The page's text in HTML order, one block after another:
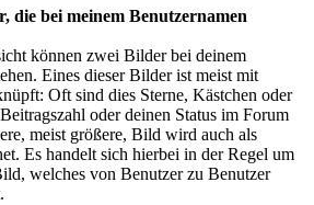
die bei meinem Benutzernamen
können zwei Bilder bei deinem
Eines dieser Bilder ist meist mit
Oft sind dies Sterne, Kästchen oder
oder deinen Status im Forum
meist größere, Bild wird auch als
Es handelt sich hierbei in der Regel um
welches von Benutzer zu Benutzer